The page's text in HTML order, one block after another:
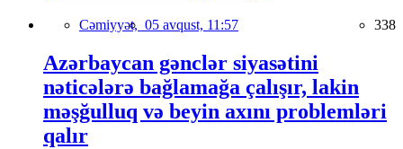
Cəmiyyət, 05 avqust, 11:57 338
Azərbaycan gənclər siyasətini
nəticələrə bağlamağa çalışır, lakin
məşğulluq və beyin axını problemləri
qalır